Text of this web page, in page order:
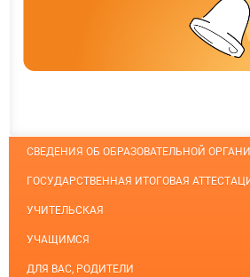
СВЕДЕНИЯ ОБ ОБРАЗОВАТЕЛЬНОЙ
ГОСУДАРСТВЕННАЯ ИТОГОВАЯ
УЧИТЕЛЬСКАЯ
УЧАЩИМСЯ
ДЛЯ ВАС, РОДИТЕЛИ